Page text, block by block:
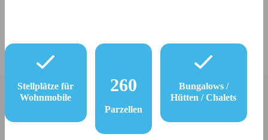
Stellplätze für
Wohnmobile
260
Parzellen
Bungalows /
Hütten / Chalets